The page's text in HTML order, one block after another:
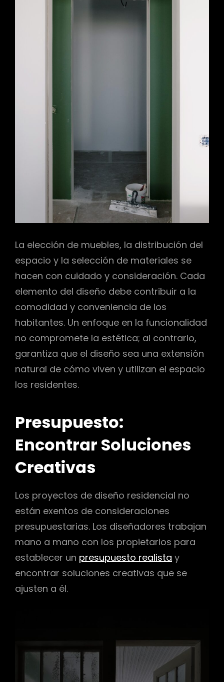
La elección de muebles, la distribución del
espacio y la selección de materiales se
hacen con cuidado y consideración. Cada
elemento del diseño debe contribuir a la
comodidad y conveniencia de los
habitantes. Un enfoque en la funcionalidad
no compromete la estética; al contrario,
garantiza que el diseño sea una extensión
natural de cómo viven y utilizan el espacio
los residentes.
Presupuesto:
Encontrar Soluciones
Creativas
Los proyectos de diseño residencial no
están exentos de consideraciones
presupuestarias. Los diseñadores trabajan
mano a mano con los propietarios para
establecer un presupuesto realista y
encontrar soluciones creativas que se
ajusten a él.